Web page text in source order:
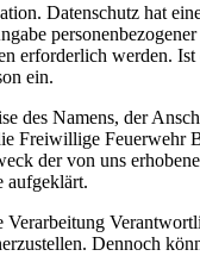
Datenschutz hat
erforderlich werden.
ein.
des Namens, der
Feuerwehr
der von uns
aufgeklärt.
Dennoch